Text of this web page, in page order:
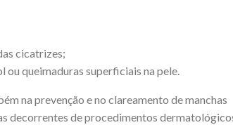
cicatrizes;
ou queimaduras superficiais na pele.
na prevenção e no clareamento de manchas
decorrentes de procedimentos